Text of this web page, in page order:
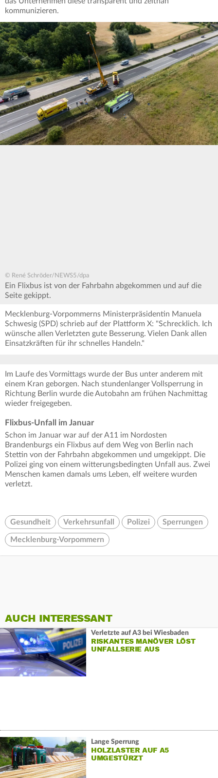
kommunizieren.
© René Schröder/NEWS5/dpa
Ein Flixbus ist von der Fahrbahn abgekommen und auf die
Seite gekippt.
Mecklenburg-Vorpommerns Ministerpräsidentin Manuela
Schwesig (SPD) schrieb auf der Plattform X: "Schrecklich. Ich
wünsche allen Verletzten gute Besserung. Vielen Dank allen
Einsatzkräften für ihr schnelles Handeln."
Im Laufe des Vormittags wurde der Bus unter anderem mit
einem Kran geborgen. Nach stundenlanger Vollsperrung in
Richtung Berlin wurde die Autobahn am frühen Nachmittag
wieder freigegeben.
Flixbus-Unfall im Januar
Schon im Januar war auf der A11 im Nordosten
Brandenburgs ein Flixbus auf dem Weg von Berlin nach
Stettin von der Fahrbahn abgekommen und umgekippt. Die
Polizei ging von einem witterungsbedingten Unfall aus. Zwei
Menschen kamen damals ums Leben, elf weitere wurden
verletzt.
Gesundheit Verkehrsunfall Polizei Sperrungen
Mecklenburg-Vorpommern
AUCH INTERESSANT
Verletzte auf A3 bei Wiesbaden
RISKANTES MANÖVER LÖST
UNFALLSERIE AUS
Lange Sperrung
HOLZLASTER AUF A5
UMGESTÜRZT